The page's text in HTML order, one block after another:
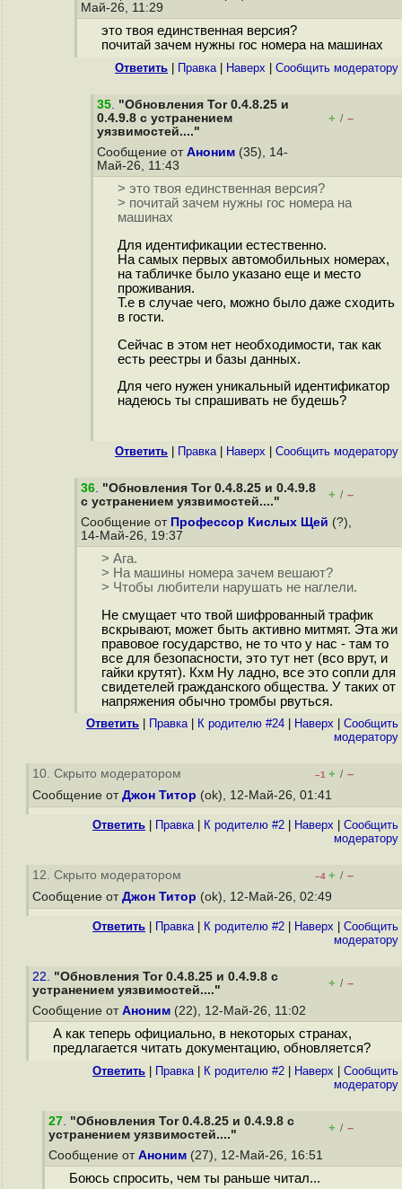
Май-26, 11:29
это твоя единственная версия?
почитай зачем нужны гос номера на машинах
Ответить Правка| Наверх Cообщить модератору
35. "Обновления Tor 0.4.8.25 и
0.4.9.8 с устранением
уязвимостей...."
+ / –
Сообщение от Аноним (35), 14-
Май-26, 11:43
> это твоя единственная версия?
> почитай зачем нужны гос номера на
машинах
Для идентификации естественно.
На самых первых автомобильных номерах,
на табличке было указано еще и место
проживания.
Т.е в случае чего, можно было даже сходить
в гости.
Сейчас в этом нет необходимости, так как
есть реестры и базы данных.
Для чего нужен уникальный идентификатор
надеюсь ты спрашивать не будешь?
Ответить Правка| Наверх Cообщить модератору
36. "Обновления Tor 0.4.8.25 и 0.4.9.8
с устранением уязвимостей...."
+ / –
Сообщение от Профессор Кислых Щей (?),
14-Май-26, 19:37
> Ага.
> На машины номера зачем вешают?
> Чтобы любители нарушать не наглели.
Не смущает что твой шифрованный трафик
вскрывают, может быть активно митмят. Эта жи
правовое государство, не то что у нас - там то
все для безопасности, это тут нет (всо врут, и
гайки крутят). Кхм Ну ладно, все это сопли для
свидетелей гражданского общества. У таких от
напряжения обычно тромбы рвуться.
Ответить Правка| К родителю #24 Наверх
Cообщить
модератору
10. Скрыто модератором –1 + / –
Сообщение от Джон Титор (ok), 12-Май-26, 01:41
Ответить Правка| К родителю #2 Наверх
Cообщить
модератору
12. Скрыто модератором –4 + / –
Сообщение от Джон Титор (ok), 12-Май-26, 02:49
Ответить Правка| К родителю #2 Наверх
Cообщить
модератору
22. "Обновления Tor 0.4.8.25 и 0.4.9.8 с
устранением уязвимостей...."
+ / –
Сообщение от Аноним (22), 12-Май-26, 11:02
А как теперь официально, в некоторых странах,
предлагается читать документацию, обновляется?
Ответить Правка| К родителю #2 Наверх
Cообщить
модератору
27. "Обновления Tor 0.4.8.25 и 0.4.9.8 с
устранением уязвимостей...."
+ / –
Сообщение от Аноним (27), 12-Май-26, 16:51
Боюсь спросить, чем ты раньше читал...